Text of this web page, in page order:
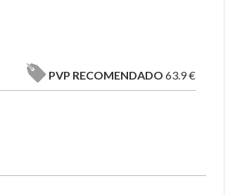
PVP RECOMENDADO 63.9 €